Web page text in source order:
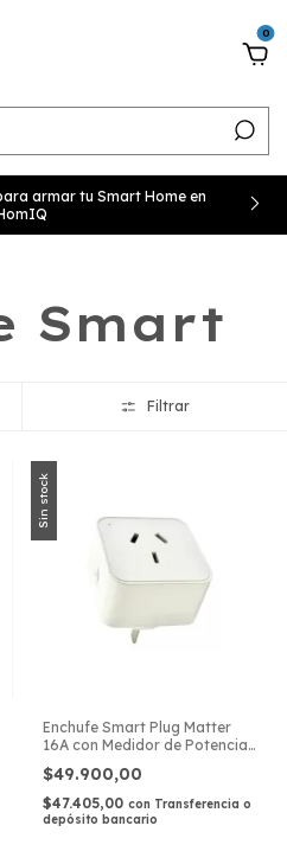
0
armar tu Smart Home en
Smart
Filtrar
Sin stock
Enchufe Smart Plug Matter
16A con Medidor de Potencia
HomeKit
$49.900,00
$47.405,00 con Transferencia o
depósito bancario